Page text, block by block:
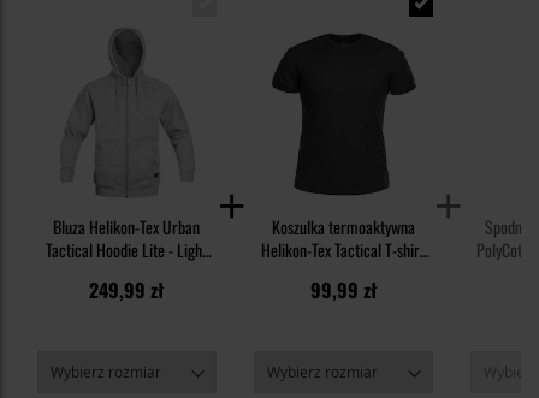
Bluza Helikon-Tex Urban
Tactical Hoodie Lite - Light
249,99 zł
Koszulka termoaktywna
Helikon-Tex Tactical T-shirt
99,99 zł
Spodnie